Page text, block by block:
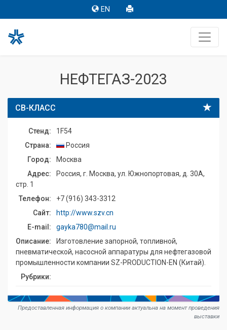
EN
НЕФТЕГАЗ-2023
СВ-КЛАСС
Стенд:
1F54
Страна:
Россия
Город:
Москва
Адрес:
Россия, г. Москва, ул. Южнопортовая, д. 30А,
стр. 1
Телефон:
+7 (916) 343-3312
Сайт:
http://www.szv.cn
E-mail:
gayka780@mail.ru
Описание:
Изготовление запорной, топливной,
пневматической, насосной аппаратуры для нефтегазовой
промышленности компании SZ-PRODUCTION-EN (Китай).
Рубрики:
Предоставленная информация о компании актуальна на момент проведения
выставки